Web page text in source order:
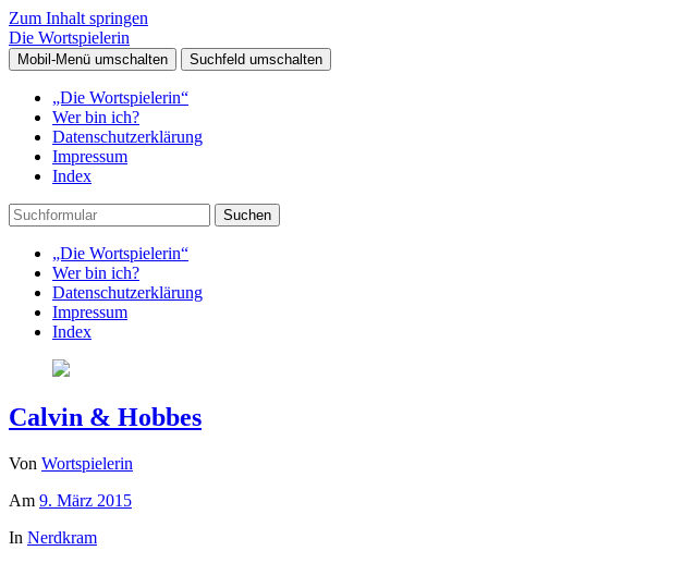
Zum Inhalt springen
Die Wortspielerin
Mobil-Menü umschalten Suchfeld umschalten
„Die Wortspielerin“
Wer bin ich?
Datenschutzerklärung
Impressum
Index
Suchen
„Die Wortspielerin“
Wer bin ich?
Datenschutzerklärung
Impressum
Index
Calvin & Hobbes
Von Wortspielerin
Am 9. März 2015
In Nerdkram